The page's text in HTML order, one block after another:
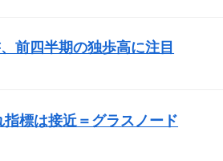
前四半期の独歩高に注目
標は接近＝グラスノード